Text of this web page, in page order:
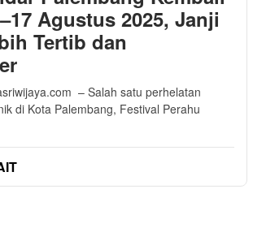
Agustus 2025, Janji
Tertib dan
– Salah satu perhelatan
di Kota Palembang, Festival Perahu